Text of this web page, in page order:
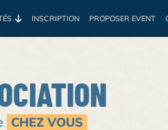
INSCRIPTION PROPOSER EVENT
CHEZ VOUS